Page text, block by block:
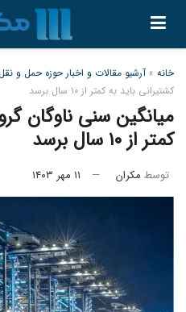
خانه » آرشیو مقالات و اخبار حوزه حمل و
کشتیرانی باید به کمتر از ۱۰ سال برسد
میانگین سنی ناوگان
کمتر از ۱۰ سال برسد
توسط مکران ۱۱ مهر ۱۴۰۳